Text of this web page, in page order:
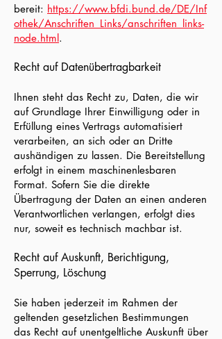
bereit: https://www.bfdi.bund.de/DE/Inf
othek/­Anschriften_Links/anschriften_links-
node.html.
Recht auf Datenübertragbarkeit
Ihnen steht das Recht zu, Daten, die wir
auf Grundlage Ihrer Einwilligung oder in
Erfüllung eines Vertrags automatisiert
verarbeiten, an sich oder an Dritte
aushändigen zu lassen. Die Bereitstellung
erfolgt in einem maschinenlesbaren
Format. Sofern Sie die direkte
Übertragung der Daten an einen anderen
Verantwortlichen verlangen, erfolgt dies
nur, soweit es technisch machbar ist.
Recht auf Auskunft, Berichtigung,
Sperrung, Löschung
Sie haben jederzeit im Rahmen der
geltenden gesetzlichen Bestimmungen
das Recht auf unentgeltliche Auskunft über